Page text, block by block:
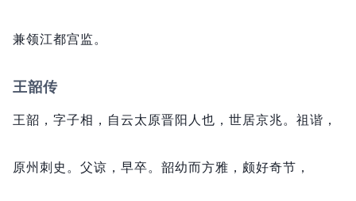
兼领江都宫监。
王韶传
王韶， 字子相， 自云太原晋阳人也， 世居京兆。 祖谐，
原州刺史。 父谅， 早卒。 韶幼而方雅， 颇好奇节，